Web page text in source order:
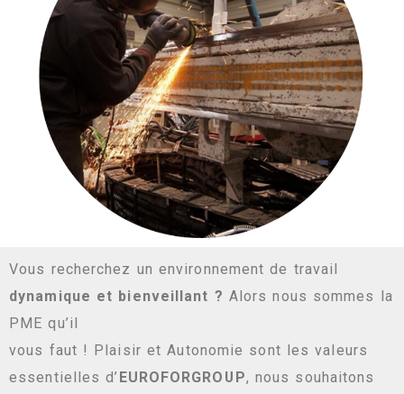
Vous recherchez un environnement de travail
dynamique et bienveillant ? Alors nous sommes la
PME qu’il
vous faut ! Plaisir et Autonomie sont les valeurs
essentielles d’ EUROFORGROUP, nous souhaitons